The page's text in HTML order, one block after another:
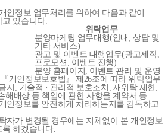
인정보 업무처리를 위하여 다음과 같이
고 있습니다.
위탁업무
분양마케팅 업무대행(안내, 상담 및
기타 서비스)
광고 및 이벤트 대행업무(광고제작,
프로모션, 이벤트 진행)
분양 홈페이지, 이벤트 관리 및 운영
개인정보보호법』 제26조에 따라 위탁업무
지, 기술적 · 관리적 보호조치, 재위탁 제한,
해배상 등 책임에 관한 사항을 계약서 등
인정보를 안전하게 처리하는지를 감독하고
자가 변경될 경우에는 지체없이 본 개인정보
록 하겠습니다.